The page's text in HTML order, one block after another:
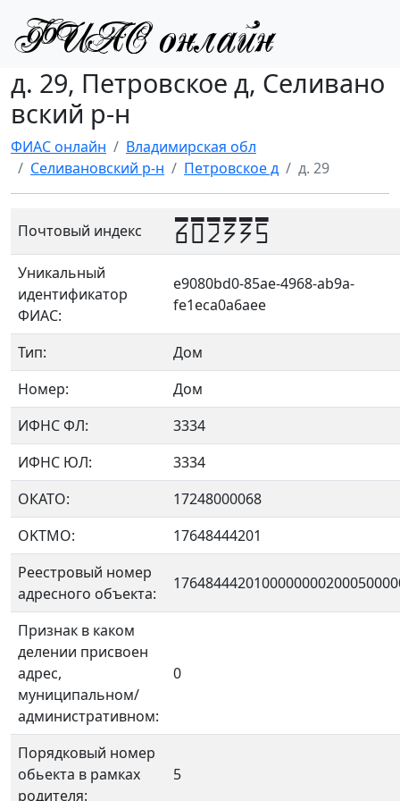
д. 29, Петровское д, Селивано
вский р-н
ФИАС онлайн
Владимирская обл
Селивановский р-н
Петровское д д. 29
Почтовый индекс 602335
Уникальный
идентификатор
ФИАС:
e9080bd0-85ae-4968-ab9a-
fe1eca0a6aee
Тип:
Дом
Номер:
Дом
ИФНС ФЛ:
3334
ИФНС ЮЛ:
3334
ОКАТО:
17248000068
OKTMO:
17648444201
Реестровый номер
адресного объекта:
Признак в каком
делении присвоен
адрес,
муниципальном/
административном:
0
Порядковый номер
обьекта в рамках
родителя:
5